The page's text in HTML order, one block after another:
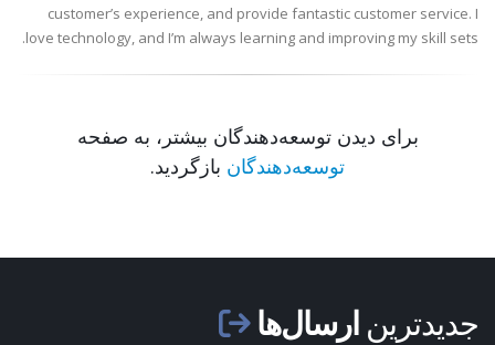
customer’s experience, and provide fantastic customer service. I
love technology, and I’m always learning and improving my skill sets.
برای دیدن توسعه‌دهندگان بیشتر، به صفحه
توسعه‌دهندگان بازگردید.
جدیدترین ارسال‌ها